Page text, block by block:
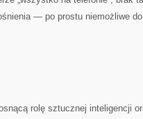
— po prostu niemożliwe
rolę sztucznej inteligencji